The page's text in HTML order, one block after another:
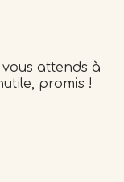
attends à
promis !